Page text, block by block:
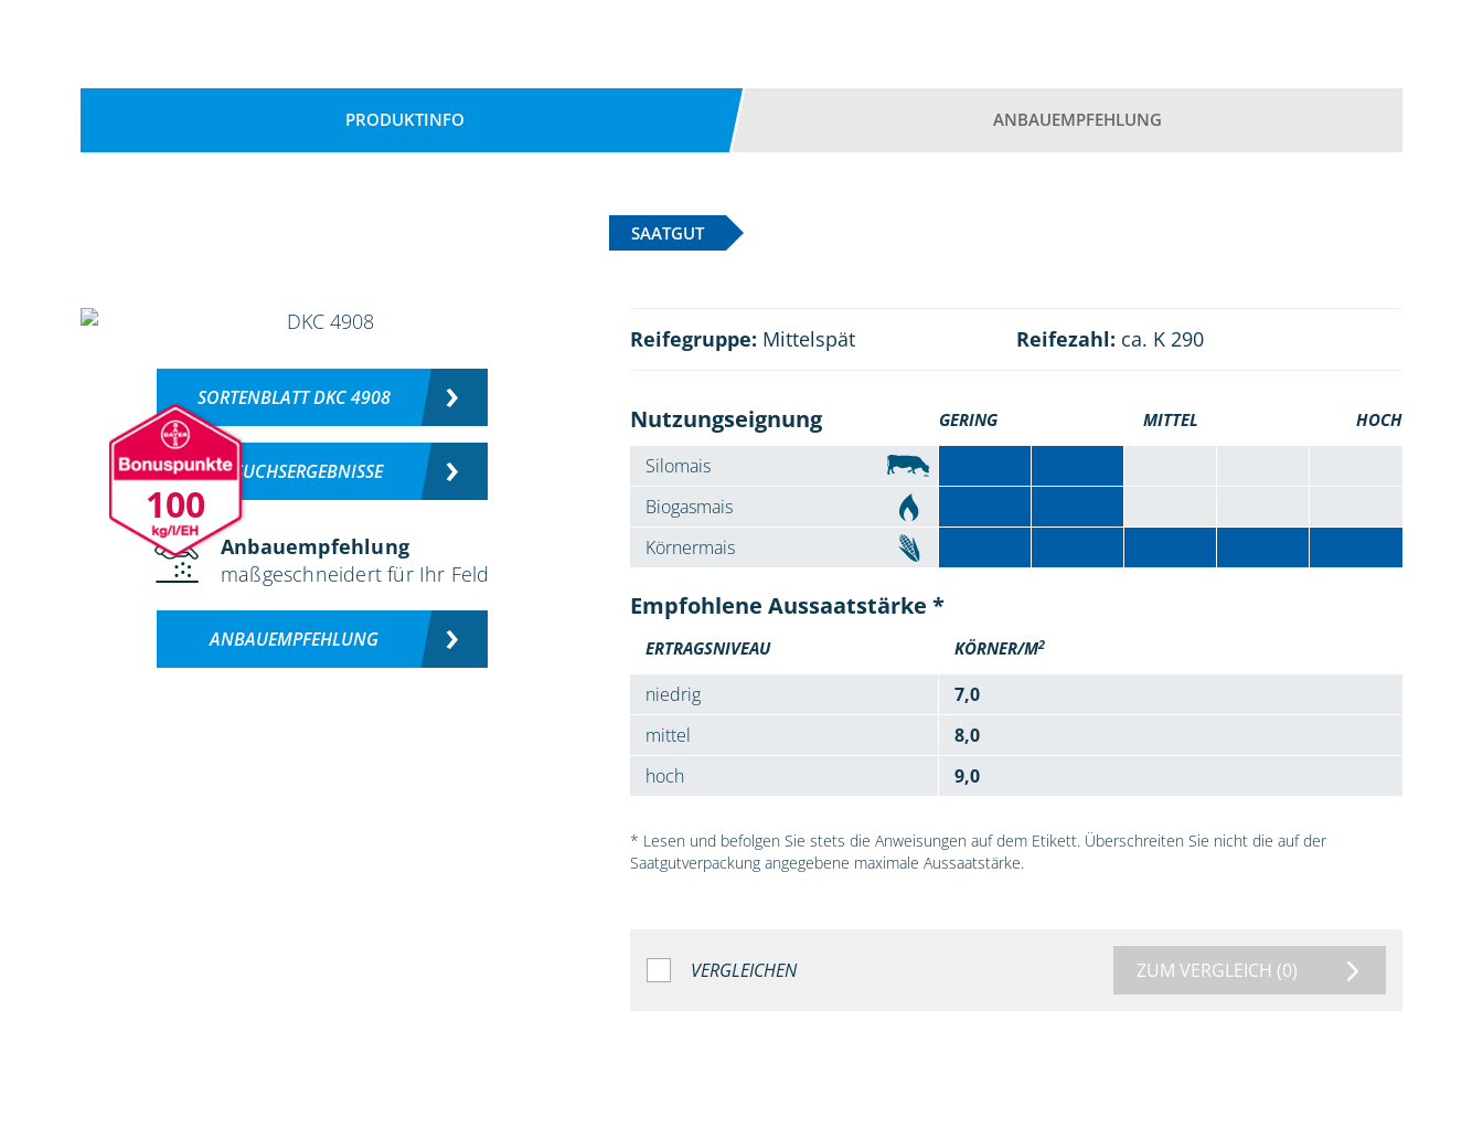
PRODUKTINFO ANBAUEMPFEHLUNG
SAATGUT
100
SORTENBLATT DKC 4908
VERSUCHSERGEBNISSE
Anbauempfehlung
maßgeschneidert für Ihr Feld
ANBAUEMPFEHLUNG
Reifegruppe: Mittelspät Reifezahl: ca. K 290
Nutzungseignung GERING MITTEL HOCH
Silomais
Biogasmais
Körnermais
Empfohlene Aussaatstärke *
ERTRAGSNIVEAU KÖRNER/M2
niedrig
7,0
mittel
8,0
hoch
9,0
* Lesen und befolgen Sie stets die Anweisungen auf dem Etikett. Überschreiten Sie nicht die auf der
Saatgutverpackung angegebene maximale Aussaatstärke.
VERGLEICHEN ZUM VERGLEICH (0)